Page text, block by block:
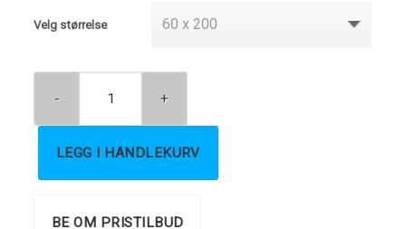
Velg størrelse
LEGG I HANDLEKURV
BE OM PRISTILBUD